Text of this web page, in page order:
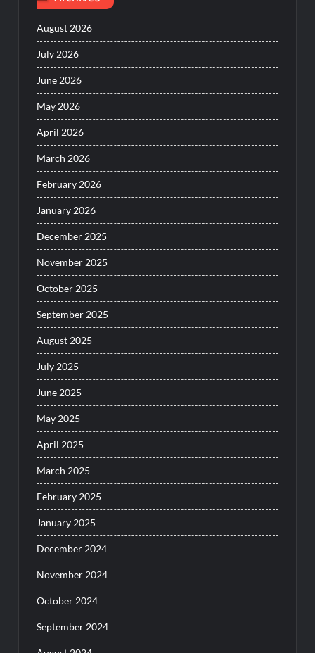
August 2026
July 2026
June 2026
May 2026
April 2026
March 2026
February 2026
January 2026
December 2025
November 2025
October 2025
September 2025
August 2025
July 2025
June 2025
May 2025
April 2025
March 2025
February 2025
January 2025
December 2024
November 2024
October 2024
September 2024